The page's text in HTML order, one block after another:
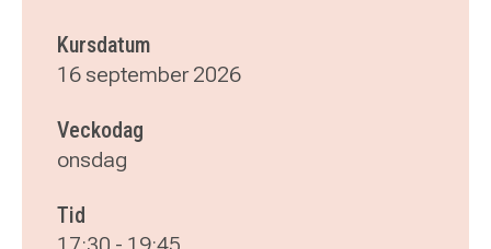
Kursdatum
16 september 2026
Veckodag
onsdag
Tid